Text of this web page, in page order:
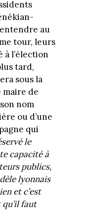
au
tour, leurs
l’élection
tard,
sous la
maire de
nom
ou d’une
qui
le
capacité à
publics,
lyonnais
et c’est
faut